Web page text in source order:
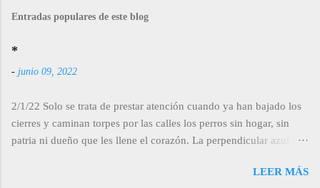
c
c
m
e
n
t
Entradas populares de este blog
*
- junio 09, 2022
2/1/22 Solo se trata de prestar atención cuando ya han bajado los
cierres y caminan torpes por las calles los perros sin hogar, sin
patria ni dueño que les llene el corazón. La perpendicular azul que
medianoche. Sigue el rastro de la juventud, de la bohéme mal
LEER MÁS